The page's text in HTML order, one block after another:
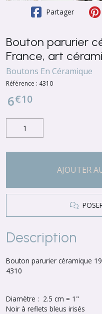
Partager
Bouton parurier
France, art
Boutons En Céramique
Référence : 4310
6€10
AJOUTER
Description
Bouton parurier céramique
4310
Diamètre : 2.5 cm = 1"
Noir à reflets bleus irisés